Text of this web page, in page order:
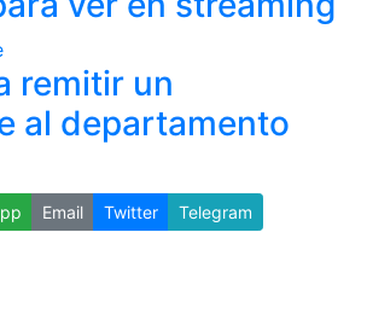
remitir un
al departamento
Email Twitter Telegram